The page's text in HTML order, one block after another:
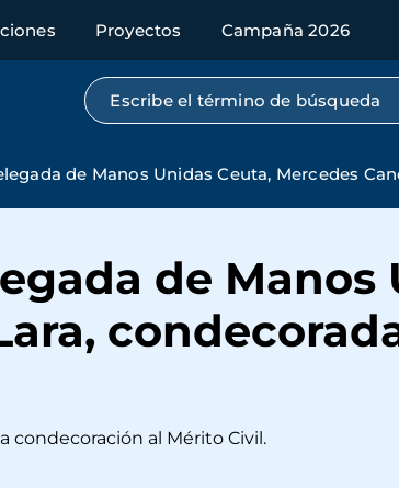
Proyectos Campaña 2026
Búsqueda por texto completo
de Manos Unidas Ceuta, Mercedes
de Manos
condecoración al Mérito Civil.